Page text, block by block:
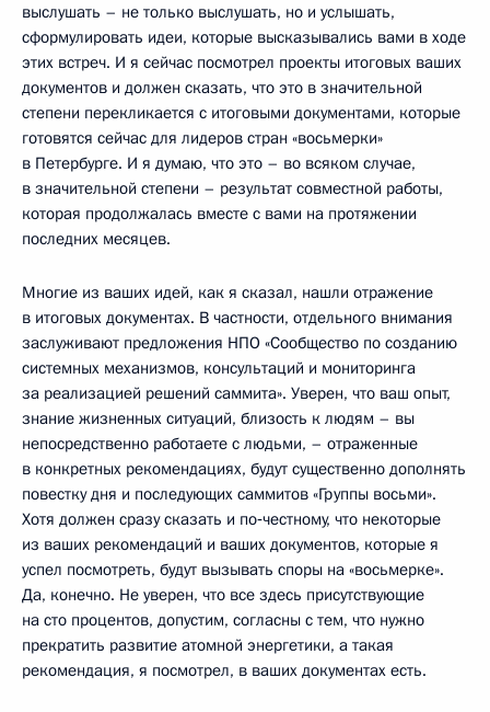
выслушать – не только выслушать, но и услышать,
сформулировать идеи, которые высказывались вами в ходе
этих встреч. И я сейчас посмотрел проекты итоговых ваших
документов и должен сказать, что это в значительной
степени перекликается с итоговыми документами, которые
готовятся сейчас для лидеров стран «восьмерки»
в Петербурге. И я думаю, что это – во всяком случае,
в значительной степени – результат совместной работы,
которая продолжалась вместе с вами на протяжении
последних месяцев.
Многие из ваших идей, как я сказал, нашли отражение
в итоговых документах. В частности, отдельного внимания
заслуживают предложения НПО «Сообщество по созданию
системных механизмов, консультаций и мониторинга
за реализацией решений саммита». Уверен, что ваш опыт,
знание жизненных ситуаций, близость к людям – вы
непосредственно работаете с людьми, – отраженные
в конкретных рекомендациях, будут существенно дополнять
повестку дня и последующих саммитов «Группы восьми».
Хотя должен сразу сказать и по‑честному, что некоторые
из ваших рекомендаций и ваших документов, которые я
успел посмотреть, будут вызывать споры на «восьмерке».
Да, конечно. Не уверен, что все здесь присутствующие
на сто процентов, допустим, согласны с тем, что нужно
прекратить развитие атомной энергетики, а такая
рекомендация, я посмотрел, в ваших документах есть.